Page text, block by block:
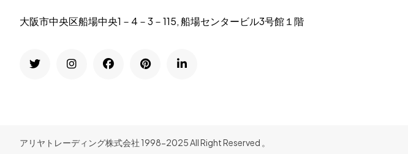
大阪市中央区船場中央1－4－3－115, 船場センタービル3号館１階
アリヤトレーディング株式会社 1998-2025 All Right Reserved 。